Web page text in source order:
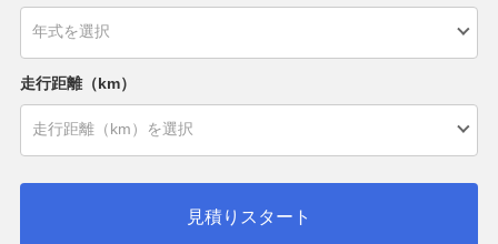
走行距離（km）
見積りスタート